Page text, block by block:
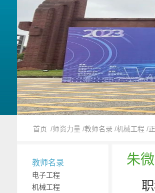
首页 /师资力量 /教师名录 /机械工程 /
教师名录
电子工程
机械工程
朱